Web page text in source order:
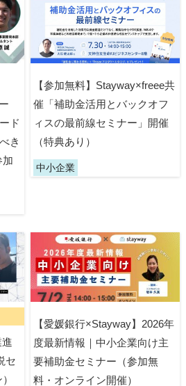
ド
き
加
【参加無料】Stayway×freee共
催「補助金活用とバックオフ
ィスの最前線セミナー」開催
（特典あり）
中小企業
進
セ
【愛媛銀行×Stayway】2026年
度最新情報｜中小企業向け主
要補助金セミナー（参加無
料・オンライン開催）